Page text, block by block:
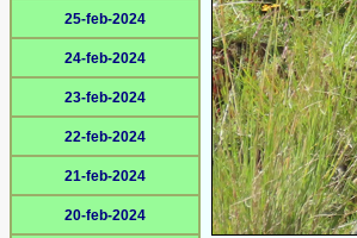
25-feb-2024
24-feb-2024
23-feb-2024
22-feb-2024
21-feb-2024
20-feb-2024